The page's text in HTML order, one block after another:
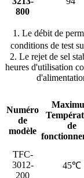
800
1. Le débit de
conditions de test
2. Le rejet de sel
heures d'utilisation
Numéro
de
modèle
de
TFC-
3012-
200
45℃